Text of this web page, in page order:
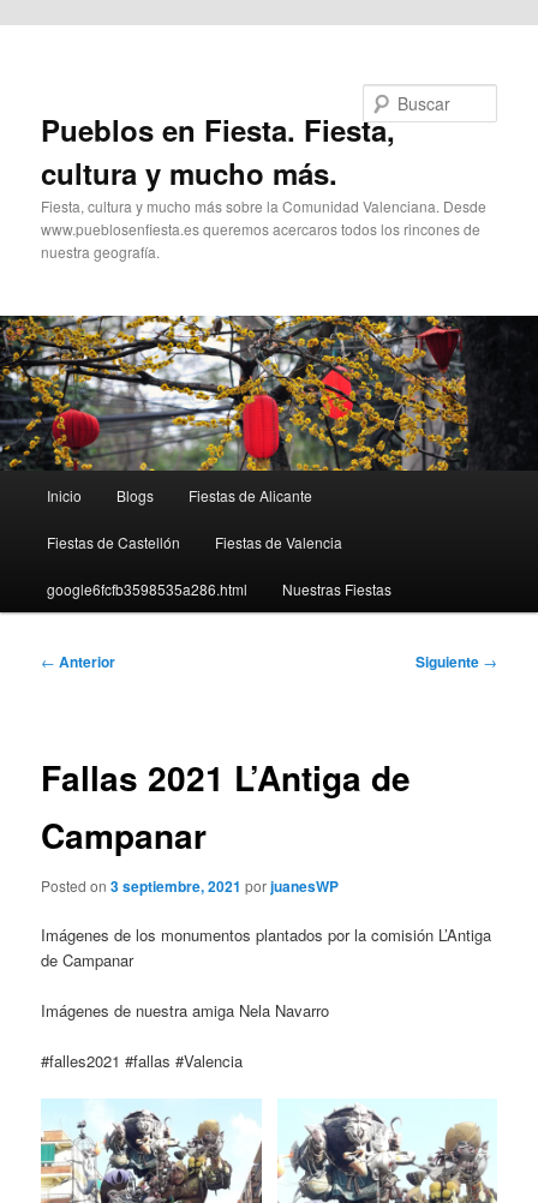
Pueblos en Fiesta. Fiesta,
cultura y mucho más.
Fiesta, cultura y mucho más sobre la Comunidad Valenciana. Desde
www.pueblosenfiesta.es queremos acercaros todos los rincones de
nuestra geografía.
principal
Inicio Blogs Fiestas de Alicante
Fiestas de Castellón Fiestas de Valencia
google6fcfb3598535a286.html Nuestras Fiestas
Navegación
← Anterior Siguiente →
Fallas 2021 L’Antiga de
Campanar
Posted on3 septiembre, 2021 porjuanesWP
Imágenes de los monumentos plantados por la comisión L’Antiga
de Campanar
Imágenes de nuestra amiga Nela Navarro
#falles2021 #fallas #Valencia